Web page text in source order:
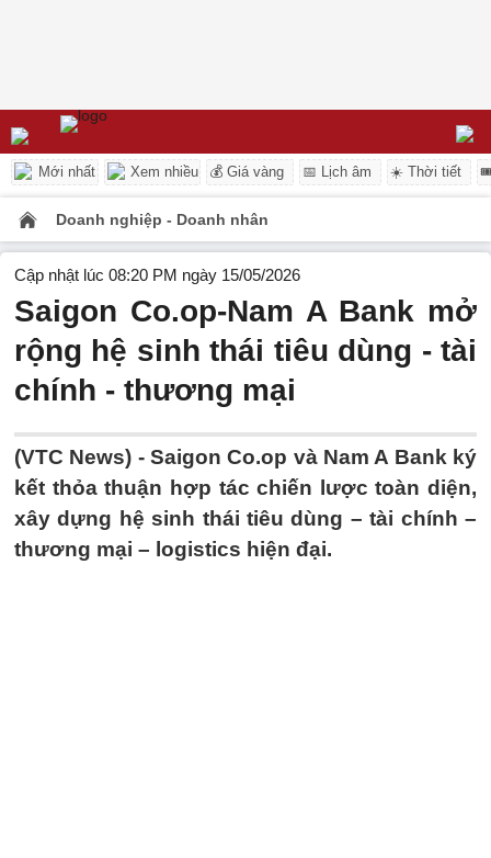
Mới nhất Xem nhiều 💰 Giá vàng 📅 Lịch âm ☀️ Thời tiết
Doanh nghiệp - Doanh nhân
Cập nhật lúc 08:20 PM ngày 15/05/2026
Saigon Co.op-Nam A Bank mở
rộng hệ sinh thái tiêu dùng - tài
chính - thương mại
(VTC News) - Saigon Co.op và Nam A Bank ký
kết thỏa thuận hợp tác chiến lược toàn diện,
xây dựng hệ sinh thái tiêu dùng – tài chính –
thương mại – logistics hiện đại.